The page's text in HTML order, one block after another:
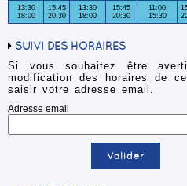
13:30
18:00
15:45
20:30
13:30
18:00
15:45
20:30
11:00
15:30
SUIVI DES HORAIRES
Si vous souhaitez être
modification des horaires de
saisir votre adresse email.
Adresse email